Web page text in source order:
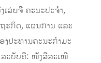
ລ່ຍຈີ ຄະນະປະຈໍາ,
ະກິດ, ແຜນການ ແລະ
ງປະທານຄະນະກໍາມະ
ະບັບຄື: ໜັງສືສະເໜີ